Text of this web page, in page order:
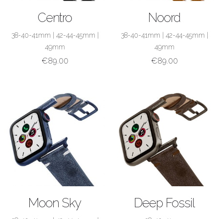
Centro
38-40-41mm 42-44-45mm
49mm
€89.00
Noord
38-40-41mm 42-44-45mm
49mm
€89.00
Moon Sky Deep Fossil